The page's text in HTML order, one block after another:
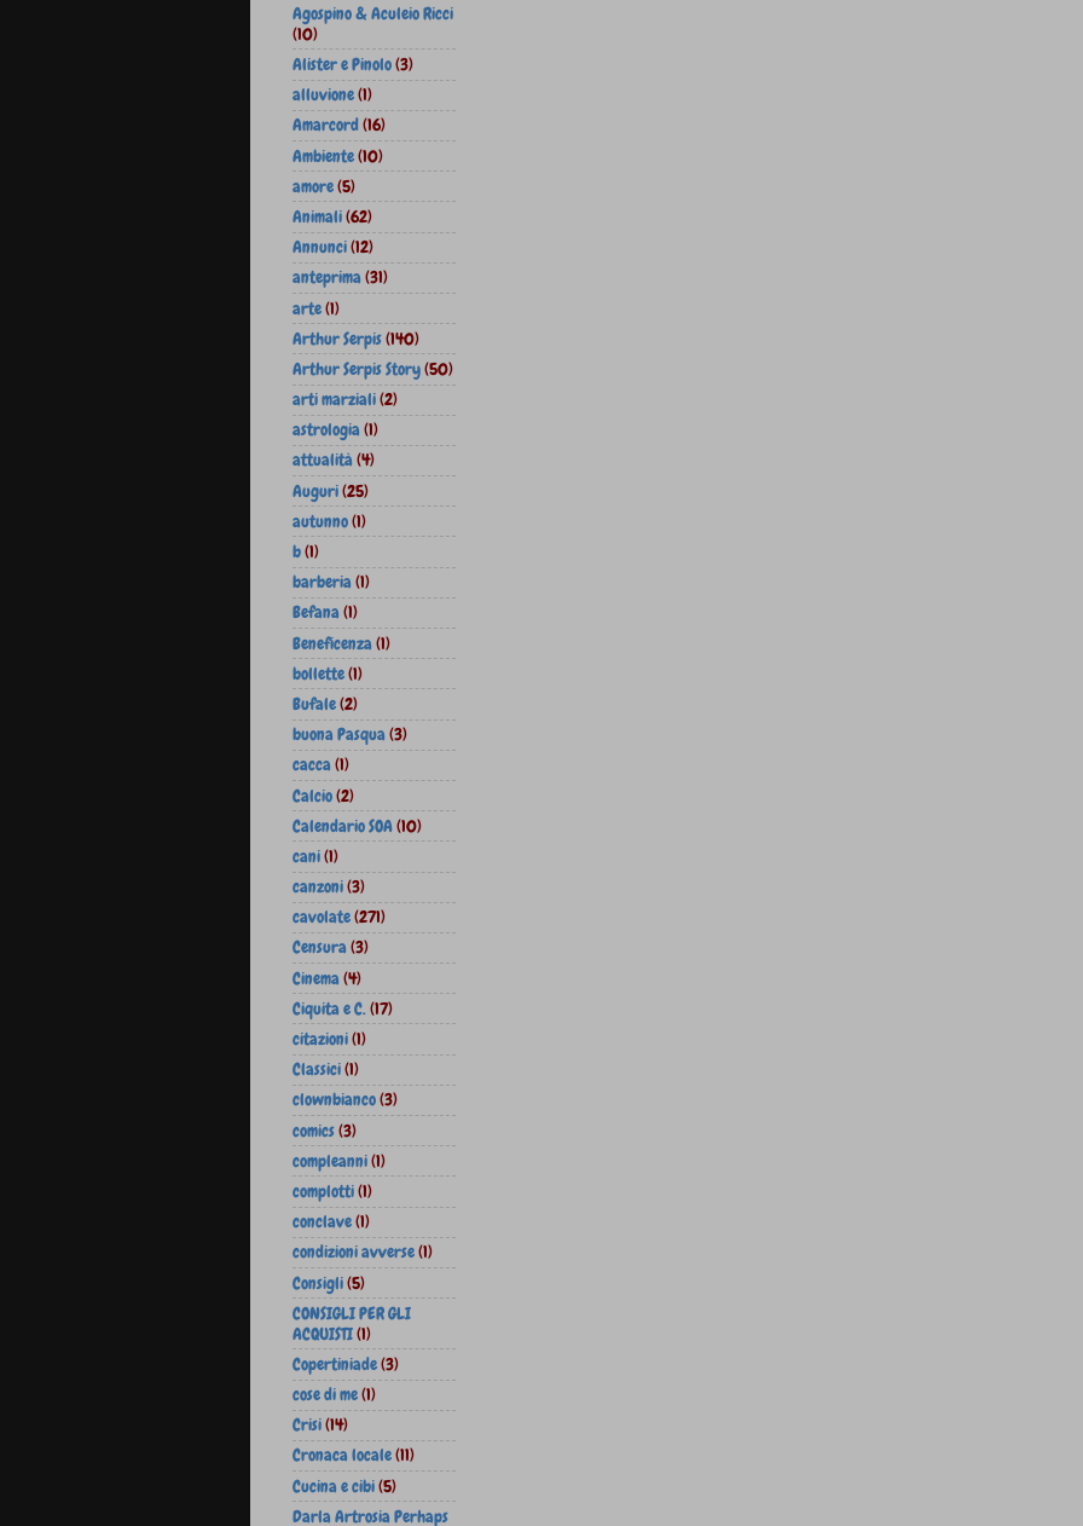
Agospino & Aculeio Ricci
(10)
Alister e Pinolo(3)
alluvione(1)
Amarcord(16)
Ambiente(10)
amore(5)
Animali(62)
Annunci(12)
anteprima(31)
arte(1)
Arthur Serpis(140)
Arthur Serpis Story(50)
arti marziali(2)
astrologia(1)
attualità(4)
Auguri(25)
autunno(1)
b(1)
barberia(1)
Befana(1)
Beneficenza(1)
bollette(1)
Bufale(2)
buona Pasqua(3)
cacca(1)
Calcio(2)
Calendario SOA(10)
cani(1)
canzoni(3)
cavolate(271)
Censura(3)
Cinema(4)
Ciquita e C.(17)
citazioni(1)
Classici(1)
clownbianco(3)
comics(3)
compleanni(1)
complotti(1)
conclave(1)
condizioni avverse(1)
Consigli(5)
CONSIGLI PER GLI
ACQUISTI(1)
Copertiniade(3)
cose di me(1)
Crisi(14)
Cronaca locale(11)
Cucina e cibi(5)
Darla Artrosia Perhaps